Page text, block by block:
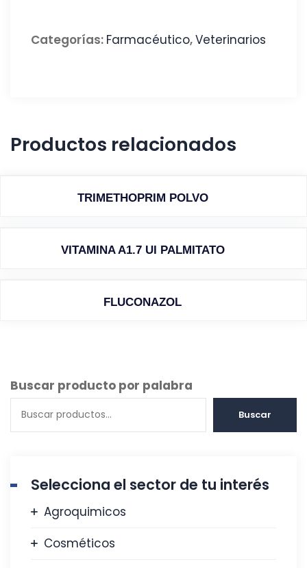
Categorías: Farmacéutico,Veterinarios
Productos relacionados
TRIMETHOPRIM POLVO
VITAMINA A1.7 UI PALMITATO
FLUCONAZOL
Buscar producto por palabra
Buscar
Selecciona el sector de tu interés
Agroquimicos
Cosméticos